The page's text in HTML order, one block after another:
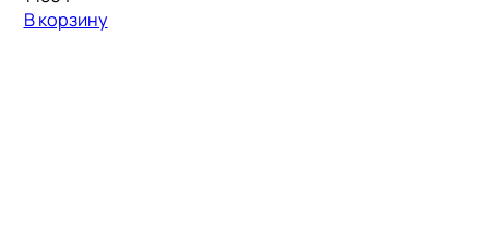
В корзину